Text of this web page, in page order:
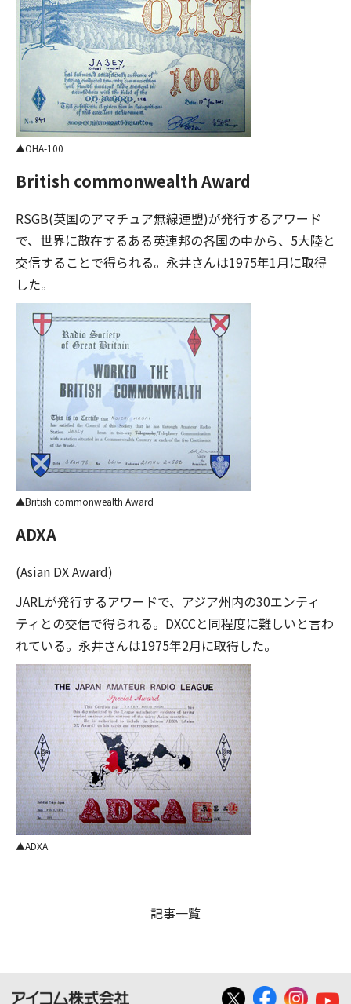
OHA-100
British commonwealth Award
RSGB(英国のアマチュア無線連盟)が発行するアワード
で、世界に散在するある英連邦の各国の中から、5大陸と
交信することで得られる。永井さんは1975年1月に取得
した。
British commonwealth Award
ADXA
(Asian DX Award)
JARLが発行するアワードで、アジア州内の30エンティ
ティとの交信で得られる。DXCCと同程度に難しいと言わ
れている。永井さんは1975年2月に取得した。
ADXA
記事一覧